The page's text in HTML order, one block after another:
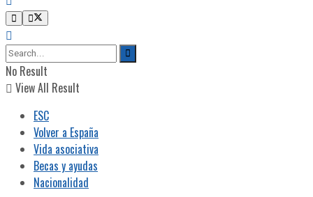
No Result
View All Result
ESC
Volver a España
Vida asociativa
Becas y ayudas
Nacionalidad